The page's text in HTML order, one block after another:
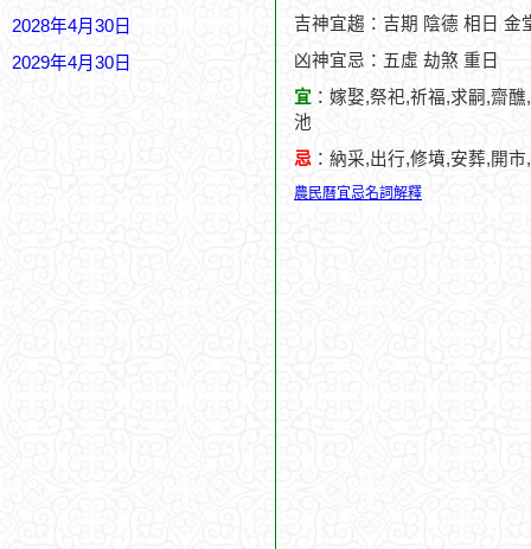
2028年4月30日
2029年4月30日
吉神宜趨：吉期 陰德 相日 金
凶神宜忌：五虛 劫煞 重日
宜 ：嫁娶,祭祀,祈福,求嗣,齋
池
忌 ：納采,出行,修墳,安葬,開
農民曆宜忌名詞解釋